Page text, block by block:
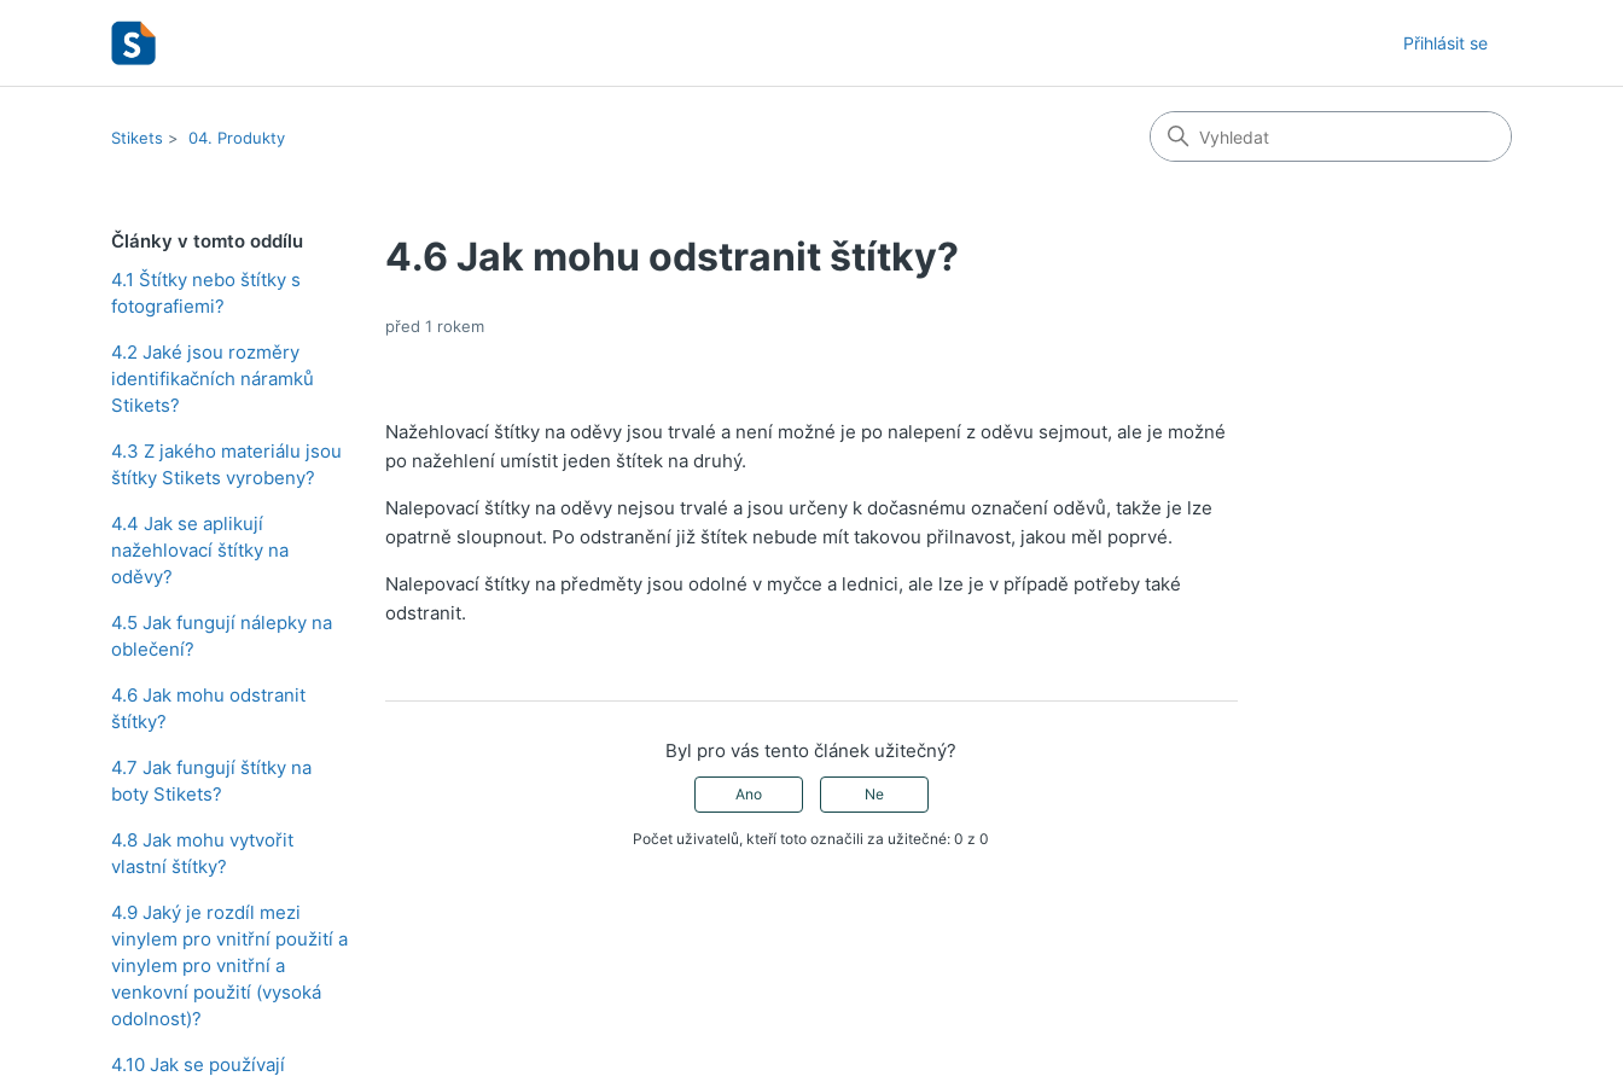
Přihlásit se
Stikets 04. Produkty
Články v tomto oddílu
4.1 Štítky nebo štítky s
fotografiemi?
4.2 Jaké jsou rozměry
identifikačních náramků
Stikets?
4.3 Z jakého materiálu jsou
štítky Stikets vyrobeny?
4.4 Jak se aplikují
nažehlovací štítky na
oděvy?
4.5 Jak fungují nálepky na
oblečení?
4.6 Jak mohu odstranit
štítky?
4.7 Jak fungují štítky na
boty Stikets?
4.8 Jak mohu vytvořit
vlastní štítky?
4.9 Jaký je rozdíl mezi
vinylem pro vnitřní použití a
vinylem pro vnitřní a
venkovní použití (vysoká
odolnost)?
4.10 Jak se používají
4.6 Jak mohu odstranit štítky?
před 1 rokem
Nažehlovací štítky na oděvy jsou trvalé a není možné je po nalepení z oděvu sejmout, ale je možné
po nažehlení umístit jeden štítek na druhý.
Nalepovací štítky na oděvy nejsou trvalé a jsou určeny k dočasnému označení oděvů, takže je lze
opatrně sloupnout. Po odstranění již štítek nebude mít takovou přilnavost, jakou měl poprvé.
Nalepovací štítky na předměty jsou odolné v myčce a lednici, ale lze je v případě potřeby také
odstranit.
Byl pro vás tento článek užitečný?
Ano Ne
Počet uživatelů, kteří toto označili za užitečné: 0 z 0